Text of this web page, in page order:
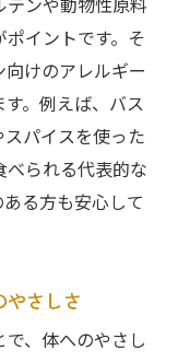
ンや動物性原料
イントです。そ
けのアレルギー
。例えば、バス
パイスを使った
られる代表的な
る方も安心して
やさしさ
、体へのやさし